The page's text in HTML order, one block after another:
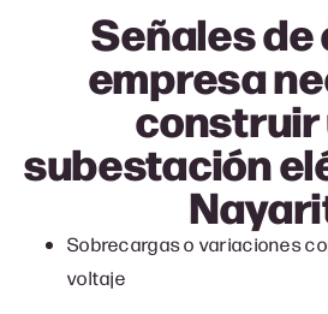
Señales de
empresa
construir
subestación
Sobrecargas o variaciones
voltaje